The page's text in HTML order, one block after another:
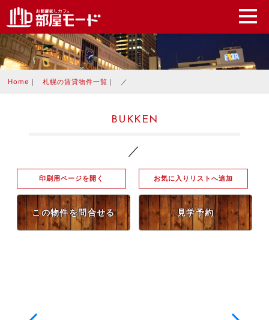
Home ｜ 札幌の賃貸物件一覧 ｜ ／
BUKKEN
／
印刷用ページを開く お気に入りリストへ追加
この物件を問合せる 見学予約